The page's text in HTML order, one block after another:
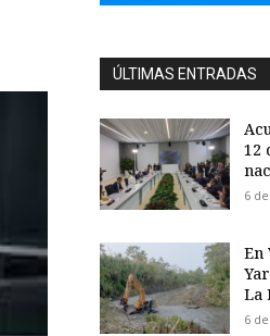
ÚLTIMAS ENTRADAS
12
6
En
La
6